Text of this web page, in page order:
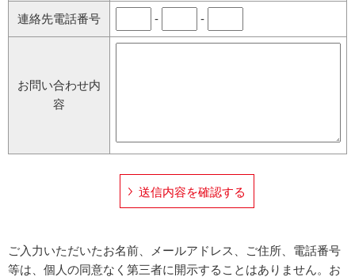
連絡先電話番号 - -
お問い合わせ内
容
ご入力いただいたお名前、メールアドレス、ご住所、電話番号
等は、個人の同意なく第三者に開示することはありません。お